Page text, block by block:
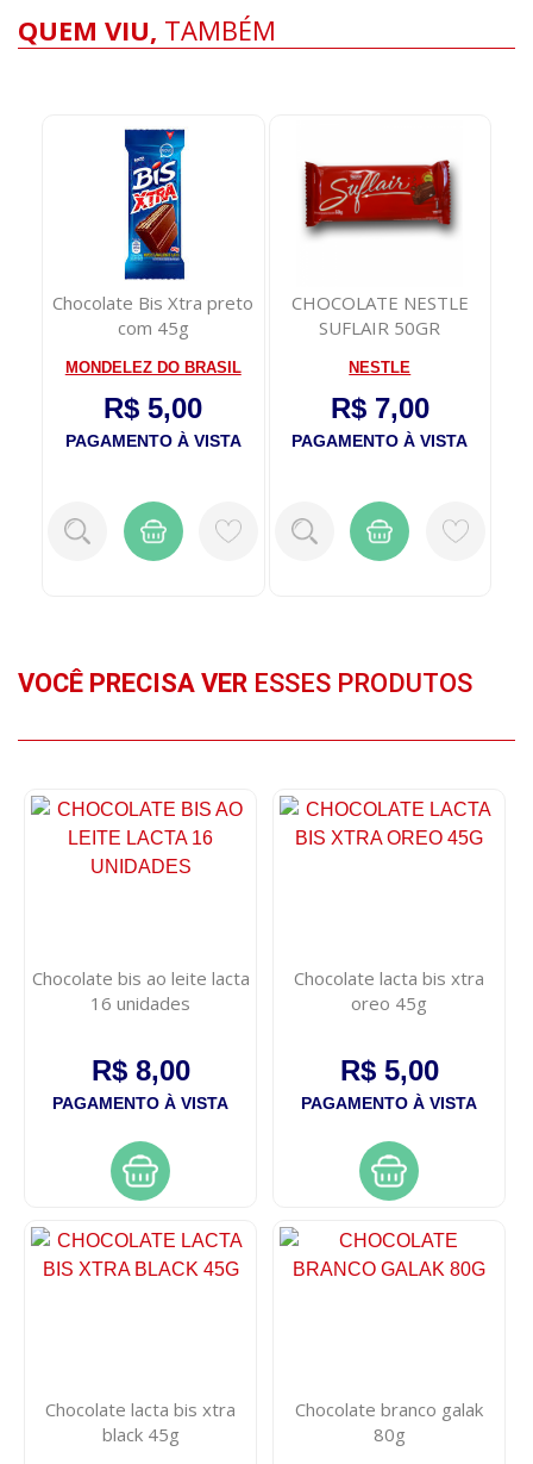
QUEM VIU, TAMBÉM
Chocolate Bis Xtra preto
com 45g
MONDELEZ DO BRASIL
R$ 5,00
PAGAMENTO À VISTA
CHOCOLATE NESTLE
SUFLAIR 50GR
NESTLE
R$ 7,00
PAGAMENTO À VISTA
VOCÊ PRECISA VER ESSES PRODUTOS
Chocolate bis ao leite lacta
16 unidades
R$ 8,00
PAGAMENTO À VISTA
Chocolate lacta bis xtra
oreo 45g
R$ 5,00
PAGAMENTO À VISTA
Chocolate lacta bis xtra
black 45g
Chocolate branco galak
80g